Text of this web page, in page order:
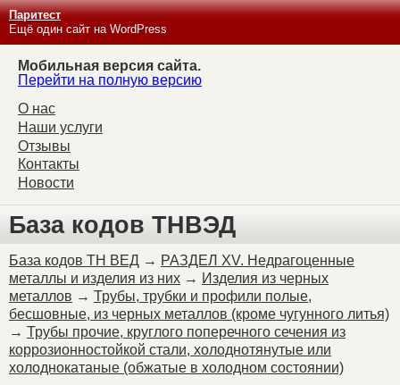
Паритест
Ещё один сайт на WordPress
Мобильная версия сайта.
Перейти на полную версию
О нас
Наши услуги
Отзывы
Контакты
Новости
База кодов ТНВЭД
База кодов ТН ВЕД → РАЗДЕЛ XV. Недрагоценные
металлы и изделия из них → Изделия из черных
металлов → Трубы, трубки и профили полые,
бесшовные, из черных металлов (кроме чугунного литья)
→ Трубы прочие, круглого поперечного сечения из
коррозионностойкой стали, холоднотянутые или
холоднокатаные (обжатые в холодном состоянии)